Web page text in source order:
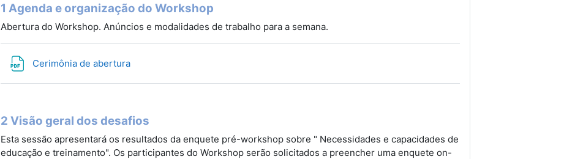
1 Agenda e organização do Workshop
Abertura do Workshop. Anúncios e modalidades de trabalho para a semana.
Cerimônia de abertura
2 Visão geral dos desafios
Esta sessão apresentará os resultados da enquete pré-workshop sobre " Necessidades e capacidades de
educação e treinamento". Os participantes do Workshop serão solicitados a preencher uma enquete on-